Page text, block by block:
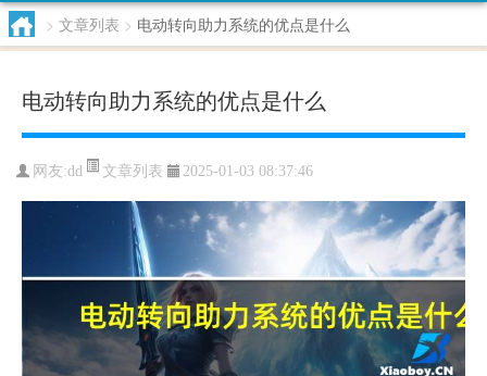
> 文章列表 > 电动转向助力系统的优点是什么
电动转向助力系统的优点是什么
网友:dd 文章列表 2025-01-03 08:37:46